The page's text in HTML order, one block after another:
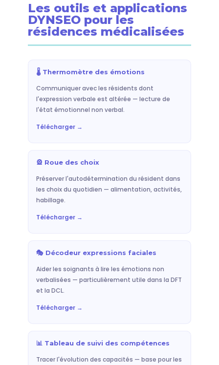
Les outils et applications
DYNSEO pour les
résidences médicalisées
🌡️ Thermomètre des émotions
Communiquer avec les résidents dont
l'expression verbale est altérée — lecture de
l'état émotionnel non verbal.
Télécharger →
🎡 Roue des choix
Préserver l'autodétermination du résident dans
les choix du quotidien — alimentation, activités,
habillage.
Télécharger →
🎭 Décodeur expressions faciales
Aider les soignants à lire les émotions non
verbalisées — particulièrement utile dans la DFT
et la DCL.
Télécharger →
📊 Tableau de suivi des compétences
Tracer l'évolution des capacités — base pour les